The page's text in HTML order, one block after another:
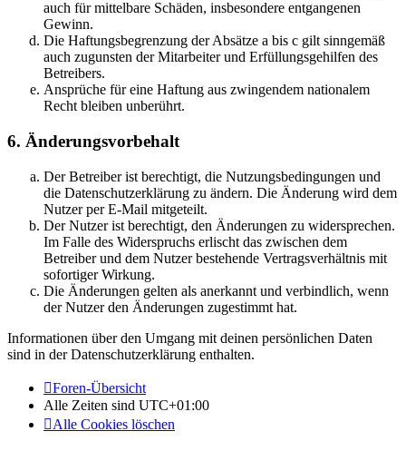
auch für mittelbare Schäden, insbesondere entgangenen
Gewinn.
Die Haftungsbegrenzung der Absätze a bis c gilt sinngemäß
auch zugunsten der Mitarbeiter und Erfüllungsgehilfen des
Betreibers.
Ansprüche für eine Haftung aus zwingendem nationalem
Recht bleiben unberührt.
6. Änderungsvorbehalt
Der Betreiber ist berechtigt, die Nutzungsbedingungen und
die Datenschutzerklärung zu ändern. Die Änderung wird dem
Nutzer per E-Mail mitgeteilt.
Der Nutzer ist berechtigt, den Änderungen zu widersprechen.
Im Falle des Widerspruchs erlischt das zwischen dem
Betreiber und dem Nutzer bestehende Vertragsverhältnis mit
sofortiger Wirkung.
Die Änderungen gelten als anerkannt und verbindlich, wenn
der Nutzer den Änderungen zugestimmt hat.
Informationen über den Umgang mit deinen persönlichen Daten
sind in der Datenschutzerklärung enthalten.
Foren-Übersicht
Alle Zeiten sind UTC+01:00
Alle Cookies löschen